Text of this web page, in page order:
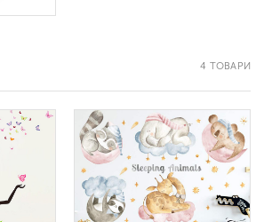
4 ТОВАРИ